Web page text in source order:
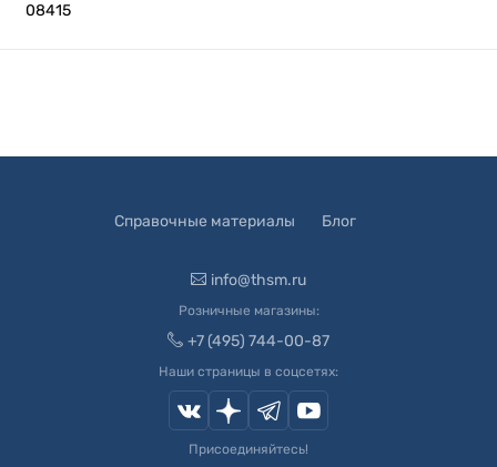
08415
Справочные материалы Блог
info@thsm.ru
Розничные магазины:
+7 (495) 744-00-87
Наши страницы в соцсетях:
Присоединяйтесь!